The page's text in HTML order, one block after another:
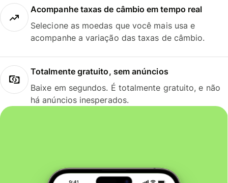
Acompanhe taxas de câmbio em tempo real
Selecione as moedas que você mais usa e
acompanhe a variação das taxas de câmbio.
Totalmente gratuito, sem anúncios
Baixe em segundos. É totalmente gratuito, e não
há anúncios inesperados.